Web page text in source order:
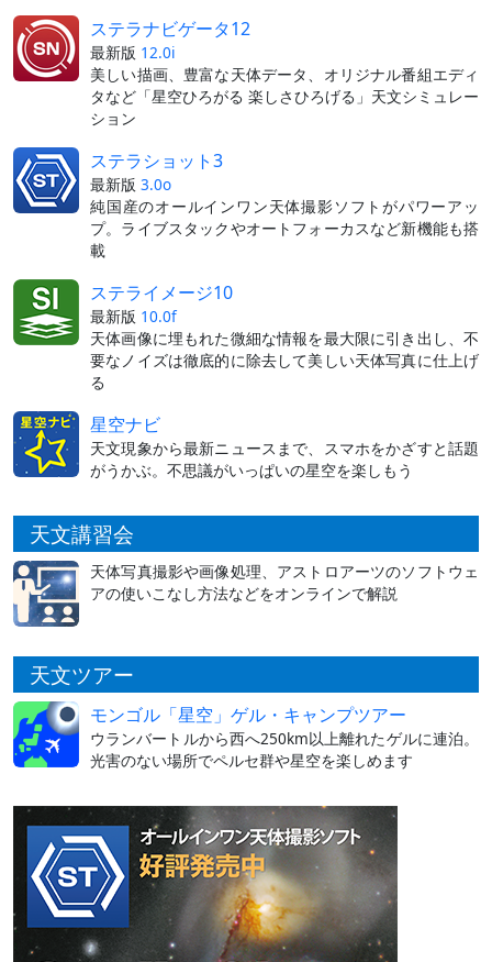
ステラナビゲータ12
最新版 12.0i
美しい描画、豊富な天体データ、オリジナル番組エディ
タなど「星空ひろがる 楽しさひろげる」天文シミュレー
ション
ステラショット3
最新版 3.0o
純国産のオールインワン天体撮影ソフトがパワーアッ
プ。ライブスタックやオートフォーカスなど新機能も搭
載
ステライメージ10
最新版 10.0f
天体画像に埋もれた微細な情報を最大限に引き出し、不
要なノイズは徹底的に除去して美しい天体写真に仕上げ
る
星空ナビ
天文現象から最新ニュースまで、スマホをかざすと話題
がうかぶ。不思議がいっぱいの星空を楽しもう
天文講習会
天体写真撮影や画像処理、アストロアーツのソフトウェ
アの使いこなし方法などをオンラインで解説
天文ツアー
モンゴル「星空」ゲル・キャンプツアー
ウランバートルから西へ250km以上離れたゲルに連泊。
光害のない場所でペルセ群や星空を楽しめます